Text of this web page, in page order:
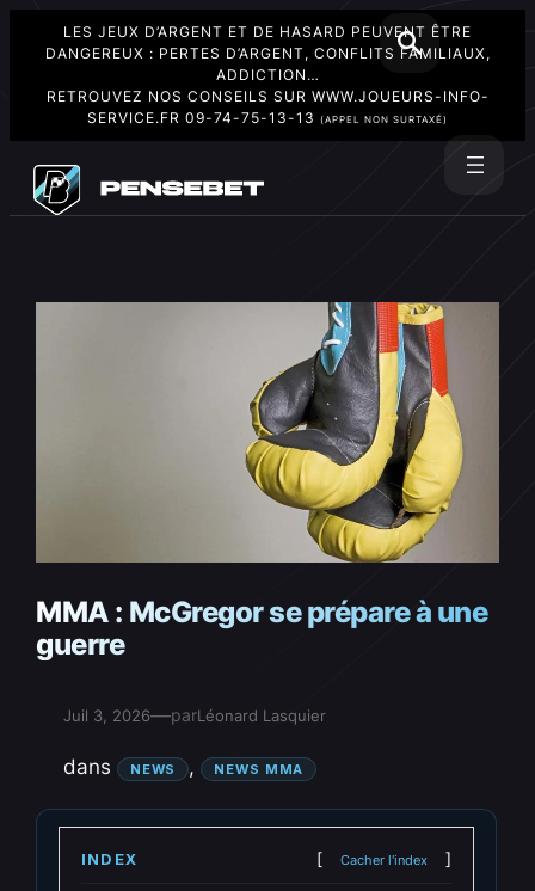
LES JEUX D’ARGENT ET DE HASARD PEUVENT ÊTRE
DANGEREUX : PERTES D’ARGENT, CONFLITS FAMILIAUX,
ADDICTION…
RETROUVEZ NOS CONSEILS SUR WWW.JOUEURS-INFO-
SERVICE.FR 09-74-75-13-13 (APPEL NON SURTAXÉ)
contenu
MMA : McGregor se prépare à une
guerre
Juil 3, 2026—parLéonard Lasquier
dans NEWS , NEWS MMA
INDEX Cacher l'index